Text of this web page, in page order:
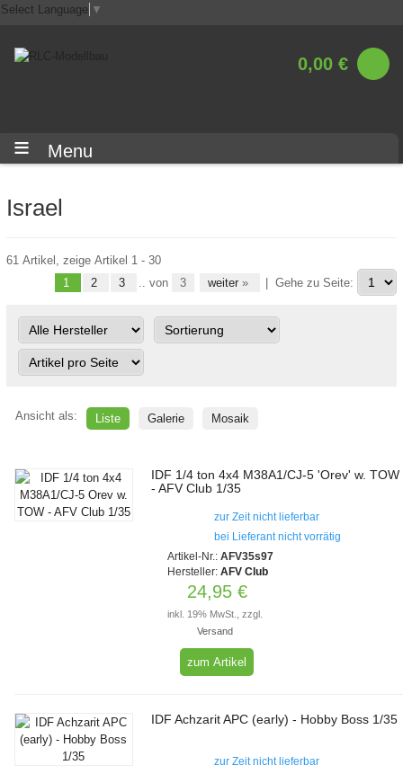
Select Language ▼
0,00 €
Menu
Israel
61 Artikel, zeige Artikel 1 - 30
1
2 3 .. von 3 weiter » |Gehe zu Seite:
Ansicht als: Liste Galerie Mosaik
IDF 1/4 ton 4x4 M38A1/CJ-5 'Orev' w. TOW
- AFV Club 1/35
zur Zeit nicht lieferbar
bei Lieferant nicht vorrätig
Artikel-Nr.: AFV35s97
Hersteller: AFV Club
24,95 €
inkl. 19% MwSt., zzgl.
Versand
zum Artikel
IDF Achzarit APC (early) - Hobby Boss 1/35
zur Zeit nicht lieferbar